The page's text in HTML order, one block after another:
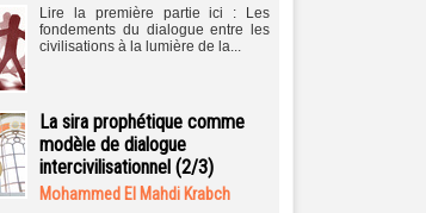
Lire la première partie ici : Les
fondements du dialogue entre les
civilisations à la lumière de la...
La sira prophétique comme
modèle de dialogue
intercivilisationnel (2/3)
Mohammed El Mahdi Krabch